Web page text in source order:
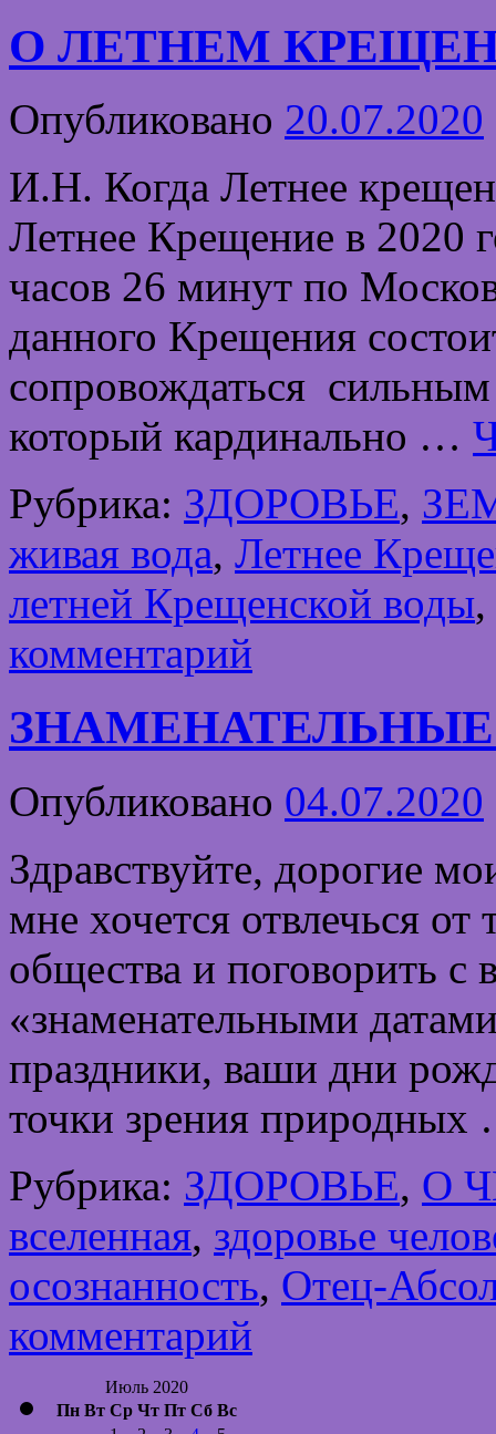
О ЛЕТНЕМ
Опубликовано 20.07.2020
И.Н. Когда Летнее
Летнее Крещение в 2020
часов 26 минут по
данного Крещения
сопровождаться
который кардинально …
Рубрика: ЗДОРОВЬЕ,
живая вода, Летнее
летней Крещенской воды,
комментарий
Опубликовано 04.07.2020
Здравствуйте, дорогие
мне хочется отвлечься
общества и поговорить с
«знаменательными
праздники, ваши дни
точки зрения
Рубрика: ЗДОРОВЬЕ, О
вселенная, здоровье
осознанность, Отец-
комментарий
Июль 2020
Пн Вт Ср Чт Пт Сб Вс